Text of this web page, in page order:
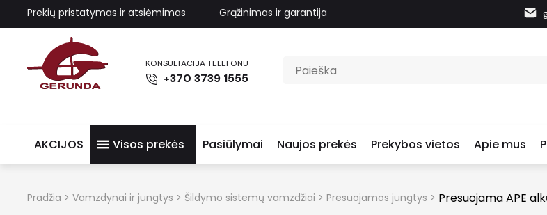
Prekių pristatymas ir atsiėmimas Grąžinimas ir garantija
KONSULTACIJA TELEFONU
+370 3739 1555
AKCIJOS Visos prekės Pasiūlymai Naujos prekės Prekybos vietos Apie mus
Pradžia > Vamzdynai ir jungtys > Šildymo sistemų vamzdžiai > Presuojamos jungtys > Presuojama APE